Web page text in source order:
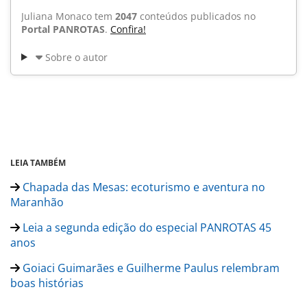
Juliana Monaco tem 2047 conteúdos publicados no
Portal PANROTAS. Confira!
Sobre o autor
LEIA TAMBÉM
Chapada das Mesas: ecoturismo e aventura no
Maranhão
Leia a segunda edição do especial PANROTAS 45
anos
Goiaci Guimarães e Guilherme Paulus relembram
boas histórias